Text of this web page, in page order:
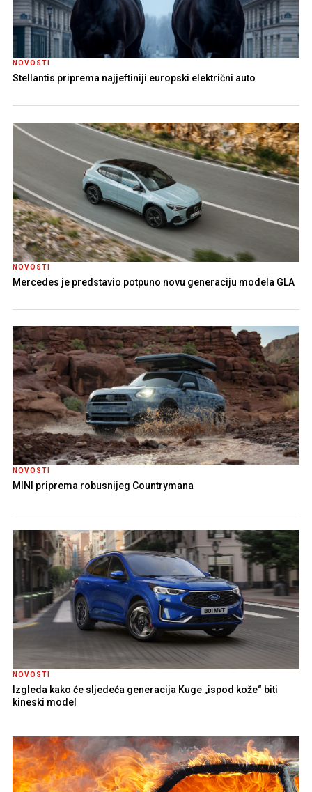
NOVOSTI
Stellantis priprema najjeftiniji europski električni auto
NOVOSTI
Mercedes je predstavio potpuno novu generaciju modela GLA
NOVOSTI
MINI priprema robusnijeg Countrymana
NOVOSTI
Izgleda kako će sljedeća generacija Kuge „ispod kože“ biti
kineski model